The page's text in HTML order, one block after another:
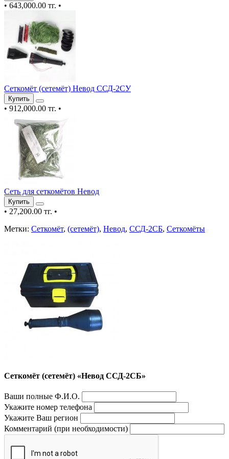
• 643,000.00 тг. •
Сеткомёт (сетемёт) Невод ССД-2СУ
Купить
• 912,000.00 тг. •
Сеть для сеткомётов Невод
Купить
• 27,200.00 тг. •
Метки: Сеткомёт, (сетемёт), Невод, ССД-2СБ, Сеткомёты
Сеткомёт (сетемёт) «Невод ССД-2СБ»
Ваши полные Ф.И.О.
Укажите номер телефона
Укажите Ваш регион
Комментарий (при необходимости)